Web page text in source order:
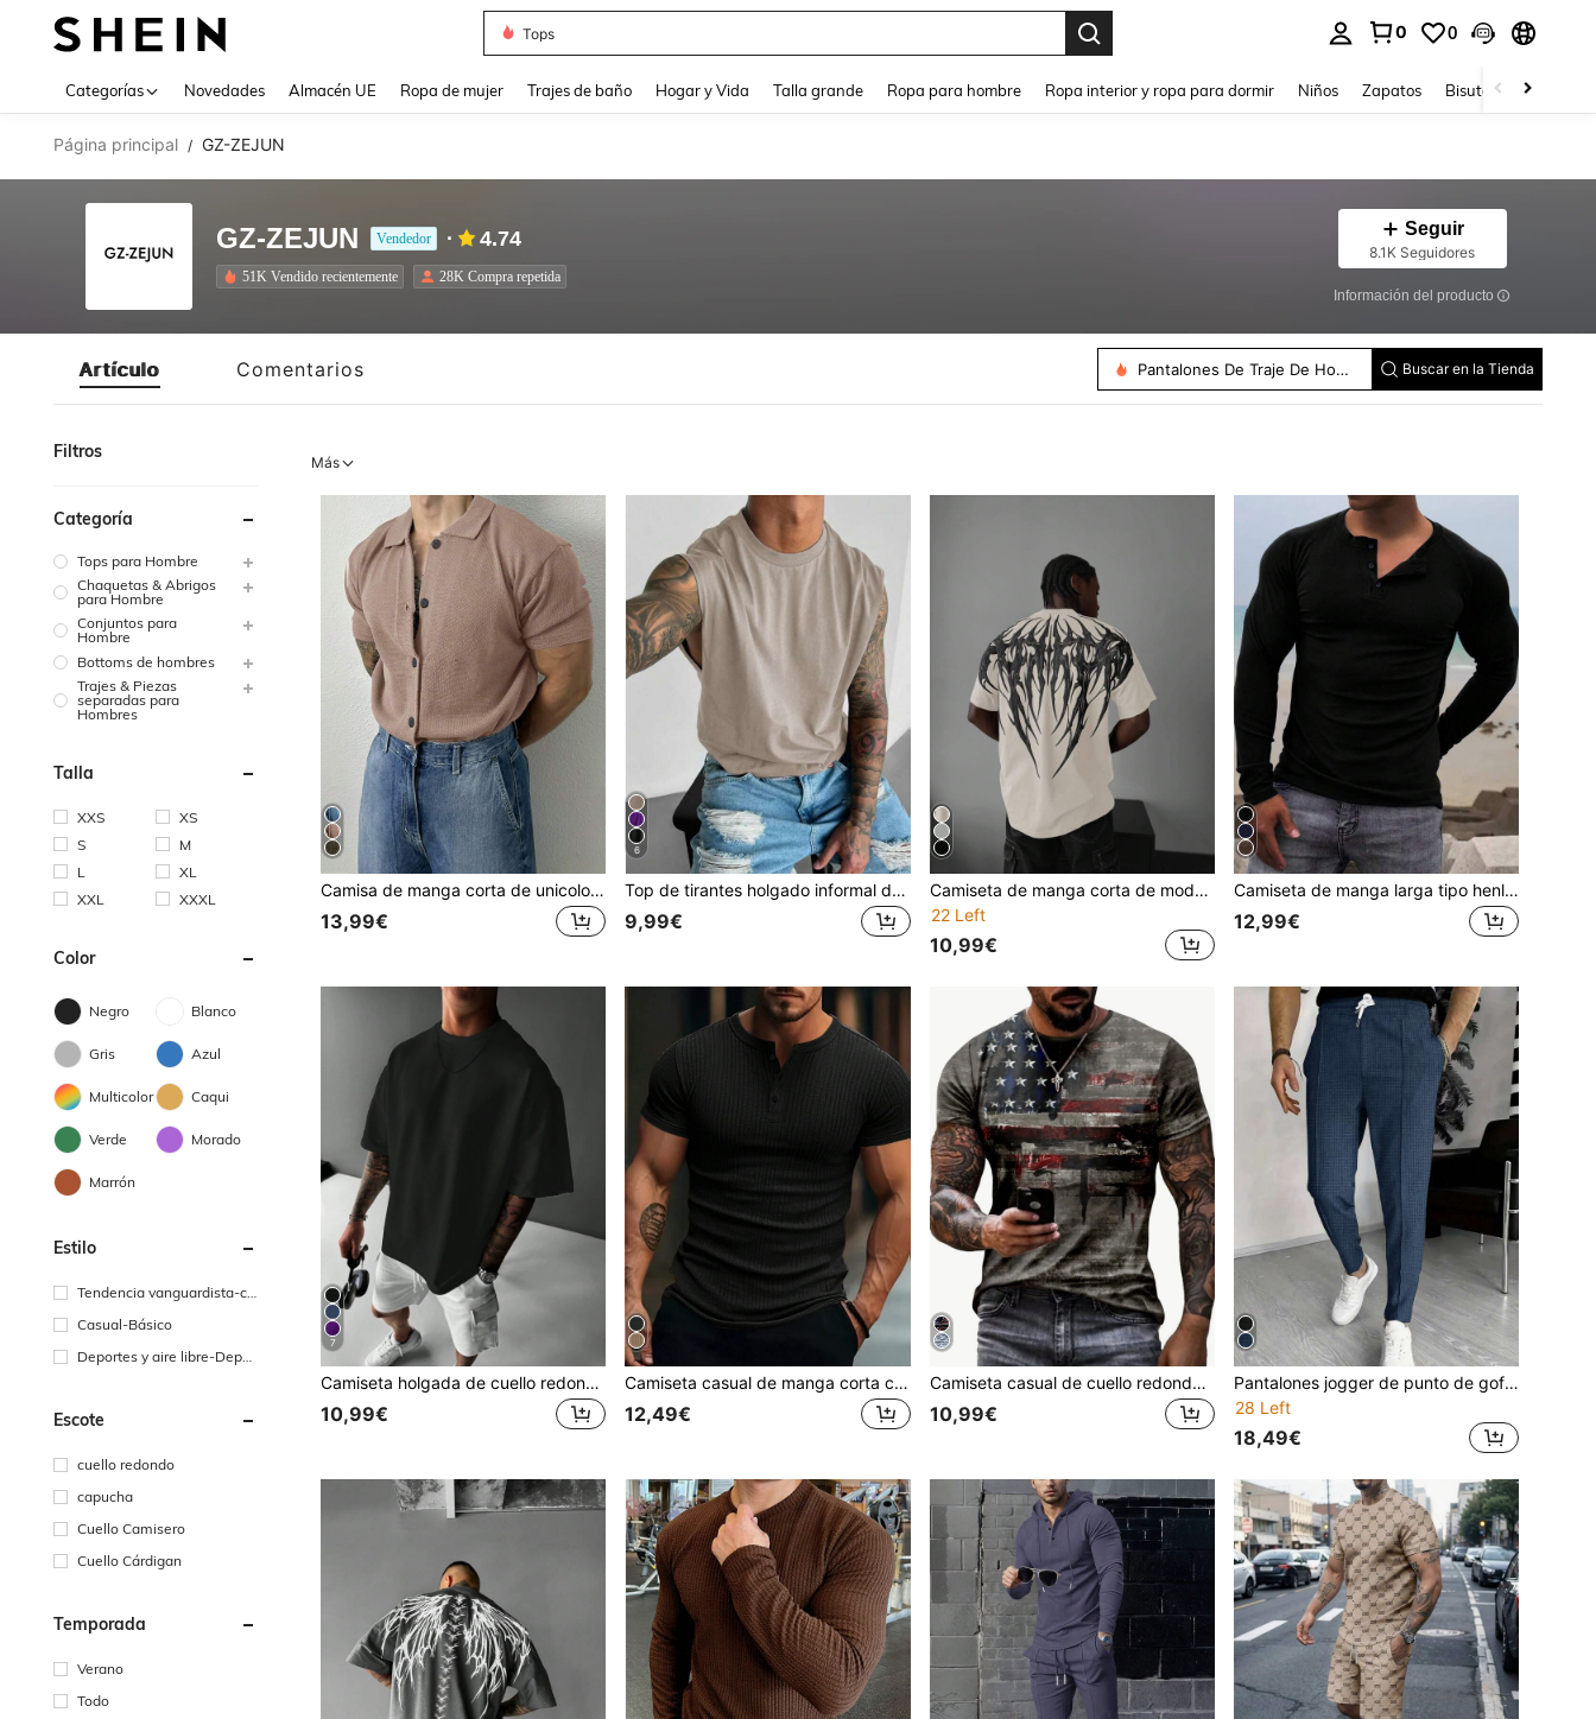
Tops
0 0
Categorías Novedades Almacén UE Ropa de mujer Trajes de baño Hogar y Vida Talla grande Ropa para hombre Ropa interior y ropa para dormir Niños Zapatos Bisutería Y
Página principal / GZ-ZEJUN
GZ-ZEJUN Vendedor 4.74
51K Vendido recientemente 28K Compra repetida
Seguir
8.1K Seguidores
Información del producto
Artículo Comentarios
Conjuntos De Camiseta Para Hombre
Camisetas Sin Mangas Para Hombre
Pantalones De Traje De Hombre
Camisetas De Hombre
Buscar en la Tienda
Filtros
Categoría
Tops para Hombre
Chaquetas & Abrigos
para Hombre
Conjuntos para
Hombre
Bottoms de hombres
Trajes & Piezas
separadas para
Hombres
Talla
XXS
XS
S
M
L
XL
XXL
XXXL
Color
Negro Blanco
Gris Azul
Multicolor Caqui
Verde Morado
Marrón
Estilo
Tendencia vanguardista-ca
Casual-Básico
Deportes y aire libre-Depor
Escote
cuello redondo
capucha
Cuello Camisero
Cuello Cárdigan
Temporada
Verano
Todo
Más
Camisa de manga corta de unicolor casual para hombres, versátil para el trabajo diario, primavera
13,99€
6
Top de tirantes holgado informal de estilo urbano y hip hop para hombres 2025
9,99€
Camiseta de manga corta de moda de calle alta con estampado de patrones oscuros, de corte holgado y versátil para hombre
22 Left
10,99€
Camiseta de manga larga tipo henley de uso diario casual para hombres, cómoda y suave, versátil para todas las estaciones, para el otoño
12,99€
7
Camiseta holgada de cuello redondo de unicolor con hombros caídos, casual de verano para hombre
10,99€
Camiseta casual de manga corta con botones de unicolor para hombre
12,49€
Camiseta casual de cuello redondo de manga corta, ligera y transpirable con estampado de bandera americana para hombre
10,99€
Pantalones jogger de punto de gofre para hombres - Tela elástica, cintura con cordón, pantalones de chándal casuales, elegantes y cómodos, esenciales para el otoño
28 Left
18,49€